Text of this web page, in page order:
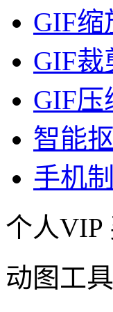
GIF缩
GIF裁
GIF压
智能
手机
个人VIP
动图工